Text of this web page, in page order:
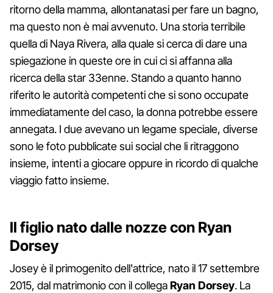
ritorno della mamma, allontanatasi per fare un bagno,
ma questo non è mai avvenuto. Una storia terribile
quella di Naya Rivera, alla quale si cerca di dare una
spiegazione in queste ore in cui ci si affanna alla
ricerca della star 33enne. Stando a quanto hanno
riferito le autorità competenti che si sono occupate
immediatamente del caso, la donna potrebbe essere
annegata. I due avevano un legame speciale, diverse
sono le foto pubblicate sui social che li ritraggono
insieme, intenti a giocare oppure in ricordo di qualche
viaggio fatto insieme.
Il figlio nato dalle nozze con Ryan
Dorsey
Josey è il primogenito dell'attrice, nato il 17 settembre
2015, dal matrimonio con il collegaRyan Dorsey. La